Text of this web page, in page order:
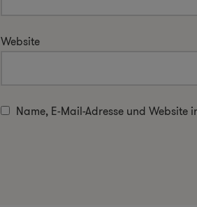
Website
Name, E-Mail-Adresse und Website